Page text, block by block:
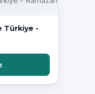
Türkiye -